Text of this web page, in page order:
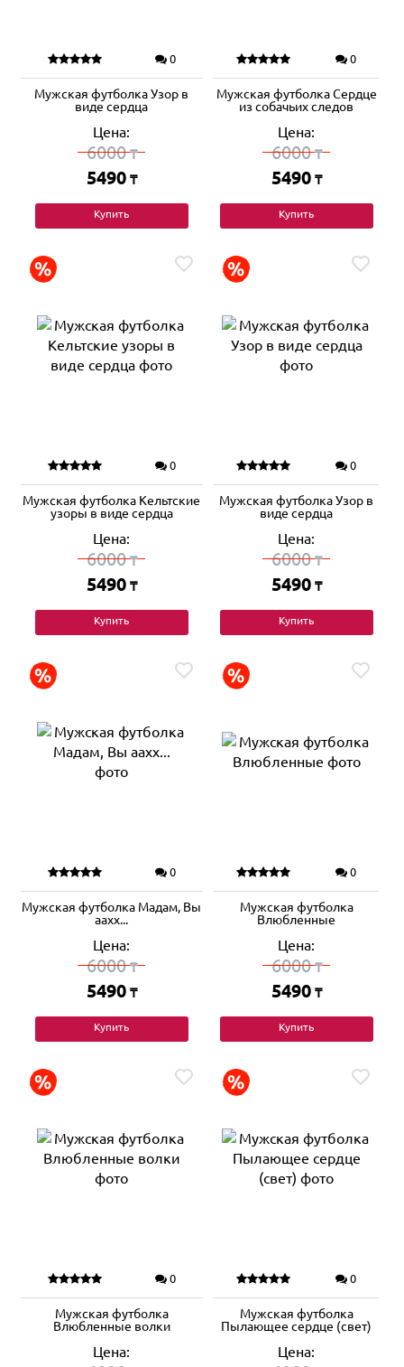
0
Мужская футболка Узор в
виде сердца
Цена:
6000₸
5490 ₸
Купить
0
Мужская футболка Сердце
из собачьих следов
Цена:
6000₸
5490 ₸
Купить
0
Мужская футболка Кельтские
узоры в виде сердца
Цена:
6000₸
5490 ₸
Купить
0
Мужская футболка Узор в
виде сердца
Цена:
6000₸
5490 ₸
Купить
0
Мужская футболка Мадам, Вы
аахх...
Цена:
6000₸
5490 ₸
Купить
0
Мужская футболка
Влюбленные
Цена:
6000₸
5490 ₸
Купить
0
Мужская футболка
Влюбленные волки
Цена:
0
Мужская футболка
Пылающее сердце (свет)
Цена: